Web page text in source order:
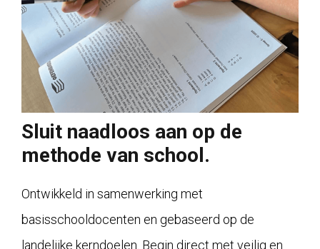
Sluit naadloos aan op de
methode van school.
Ontwikkeld in samenwerking met
basisschooldocenten en gebaseerd op de
landelijke kerndoelen. Begin direct met veilig en